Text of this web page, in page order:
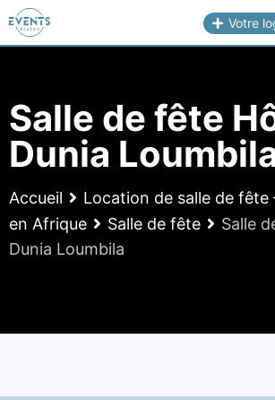
Skip
Votre
Salle de fête
Dunia
Accueil
Location de salle de fête
en Afrique
Salle de fête
Salle
Dunia Loumbila